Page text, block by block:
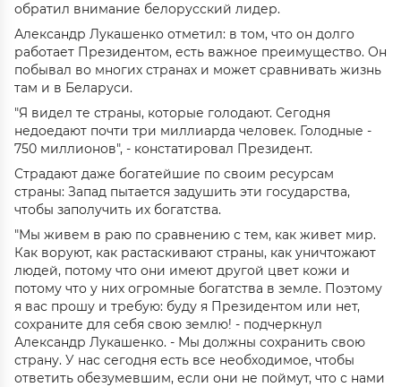
обратил внимание белорусский лидер.
Александр Лукашенко отметил: в том, что он долго
работает Президентом, есть важное преимущество. Он
побывал во многих странах и может сравнивать жизнь
там и в Беларуси.
"Я видел те страны, которые голодают. Сегодня
недоедают почти три миллиарда человек. Голодные -
750 миллионов", - констатировал Президент.
Страдают даже богатейшие по своим ресурсам
страны: Запад пытается задушить эти государства,
чтобы заполучить их богатства.
"Мы живем в раю по сравнению с тем, как живет мир.
Как воруют, как растаскивают страны, как уничтожают
людей, потому что они имеют другой цвет кожи и
потому что у них огромные богатства в земле. Поэтому
я вас прошу и требую: буду я Президентом или нет,
сохраните для себя свою землю! - подчеркнул
Александр Лукашенко. - Мы должны сохранить свою
страну. У нас сегодня есть все необходимое, чтобы
ответить обезумевшим, если они не поймут, что с нами